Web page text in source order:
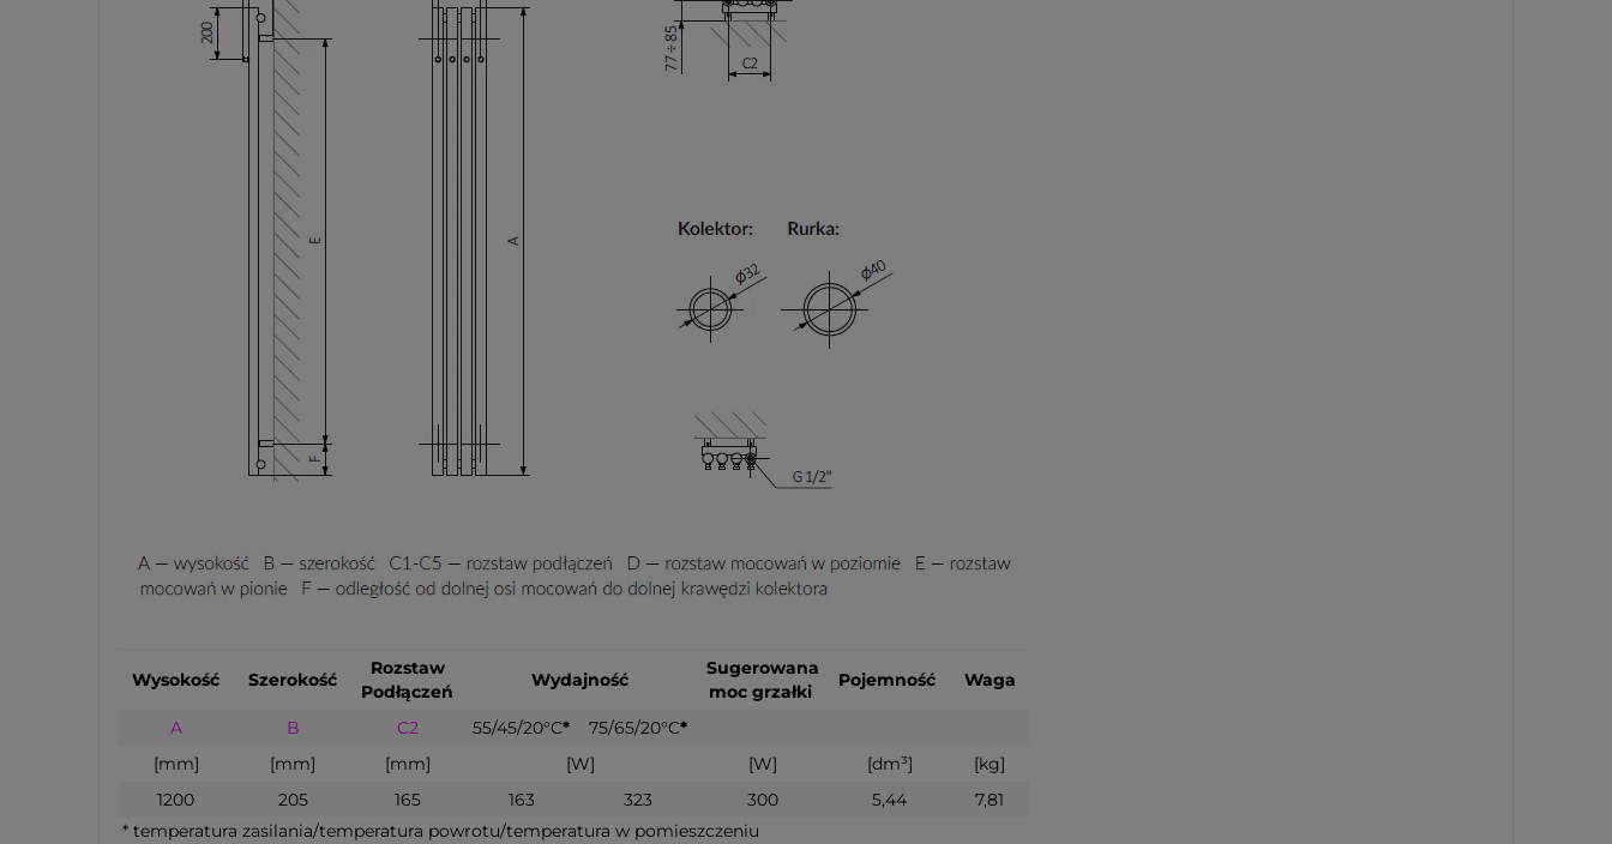
Wysokość Szerokość
Rozstaw
Podłączeń
Wydajność
Sugerowana
moc grzałki
Pojemność Waga
A B C2 55/45/20°C* 75/65/20°C*
[mm]
[mm] [mm] [W] [W] [dm³]
[kg]
1200
205 165 163 323 300 5,44
7,81
* temperatura zasilania/temperatura powrotu/temperatura w pomieszczeniu